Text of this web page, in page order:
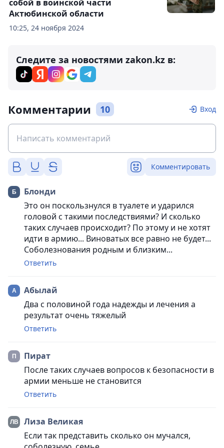
10:25, 24 ноября 2024
собой в воинской части
Актюбинской области
Следите за новостями zakon.kz в:
Комментарии 10 Вход
Комментировать
Блонди
Это он поскользнулся в туалете и ударился
головой с такими последствиями? И сколько
таких случаев происходит? По этому и не хотят
идти в армию... Виноватых все равно не будет...
Соболезнования родным и близким...
Ответить
Абылай
Два с половиной года надежды и лечения а
результат очень тяжелый
Ответить
Пират
После таких случаев вопросов к безопасности в
армии меньше не становится
Ответить
Лиза Великая
Если так представить сколько он мучался,